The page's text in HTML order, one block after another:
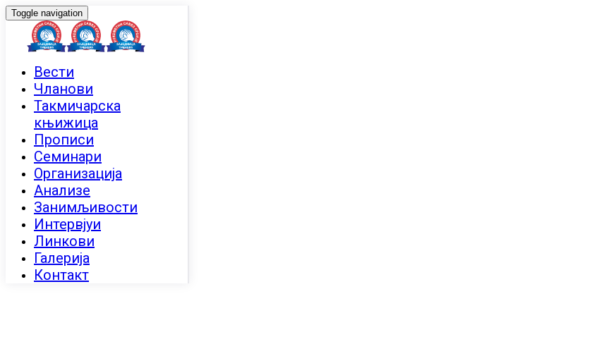
Toggle navigation
Вести
Чланови
Такмичарска
књижица
Прописи
Семинари
Организација
Анализе
Занимљивости
Интервјуи
Линкови
Галерија
Контакт